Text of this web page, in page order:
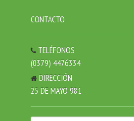
CONTACTO
TELÉFONOS
(0379) 4476334
DIRECCIÓN
25 DE MAYO 981